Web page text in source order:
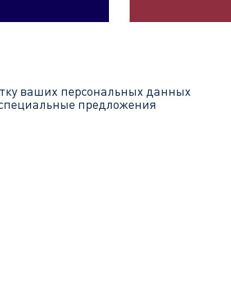
ваших персональных данных
предложения